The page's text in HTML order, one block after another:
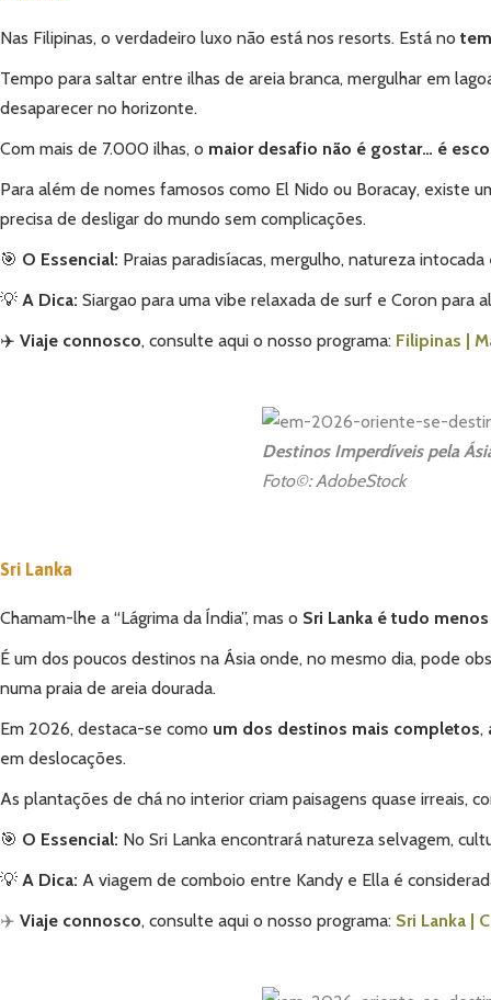
Nas Filipinas, o verdadeiro luxo não está nos resorts. Está no
Tempo para saltar entre ilhas de areia branca, mergulhar em
desaparecer no horizonte.
Com mais de 7.000 ilhas, o maior desafio não é gostar… é
Para além de nomes famosos como El Nido ou Boracay, existe
precisa de desligar do mundo sem complicações.
🎯 O Essencial: Praias paradisíacas, mergulho, natureza
💡 A Dica: Siargao para uma vibe relaxada de surf e Coron para
✈️ Viaje connosco, consulte aqui o nosso programa: Filipinas |
Destinos Imperdíveis pela
Foto©: AdobeStock
Sri Lanka
Chamam-lhe a “Lágrima da Índia”, mas o Sri Lanka é tudo
É um dos poucos destinos na Ásia onde, no mesmo dia, pode
numa praia de areia dourada.
Em 2026, destaca-se como um dos destinos mais completos,
em deslocações.
As plantações de chá no interior criam paisagens quase irreais,
🎯 O Essencial: No Sri Lanka encontrará natureza selvagem,
💡 A Dica: A viagem de comboio entre Kandy e Ella é
✈️ Viaje connosco, consulte aqui o nosso programa: Sri Lanka |